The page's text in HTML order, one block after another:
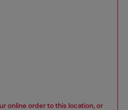
online order to this location, or